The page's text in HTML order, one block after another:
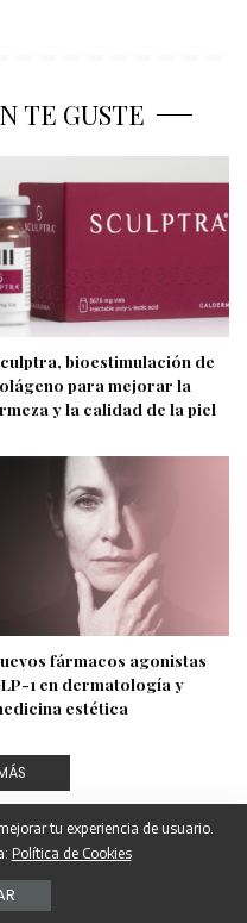
TE GUSTE
bioestimulación de
para mejorar la
y la calidad de la piel
fármacos agonistas
1 en dermatología y
estética
tu experiencia de usuario.
Política de Cookies